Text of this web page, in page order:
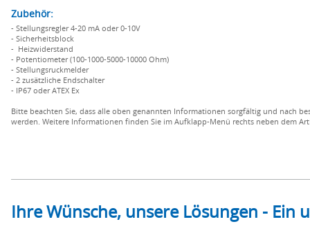
Zubehör:
- Stellungsregler 4-20 mA oder 0-10V
- Sicherheitsblock
- Heizwiderstand
- Potentiometer (100-1000-5000-10000 Ohm)
- Stellungsruckmelder
- 2 zusätzliche Endschalter
- IP67 oder ATEX Ex
Bitte beachten Sie, dass alle oben genannten Informationen sorgfältig und nach
werden. Weitere Informationen finden Sie im Aufklapp-Menü rechts neben dem
Ihre Wünsche, unsere Lösungen -